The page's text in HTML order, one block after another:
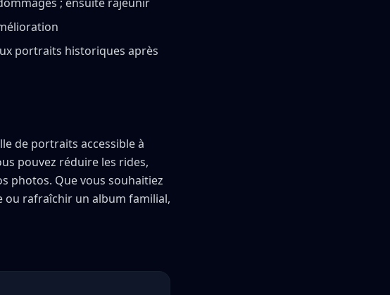
portraits historiques après
de portraits accessible à
pouvez réduire les rides,
photos. Que vous souhaitiez
rafraîchir un album familial,